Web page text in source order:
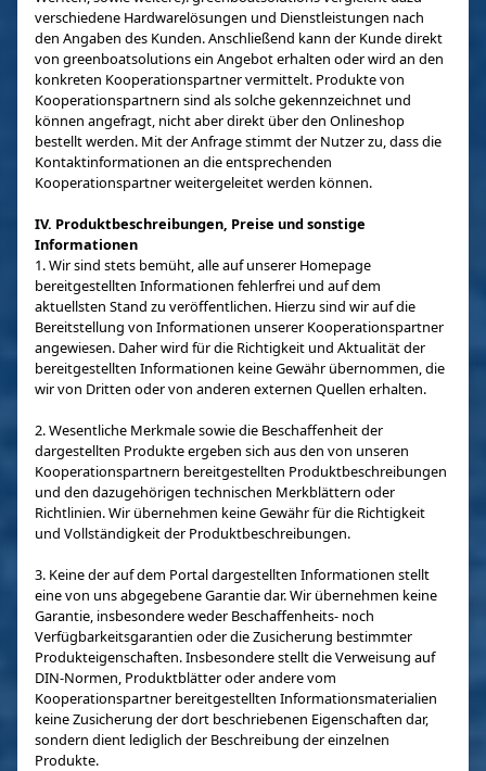
verschiedene Hardwarelösungen und Dienstleistungen nach
den Angaben des Kunden. Anschließend kann der Kunde direkt
von greenboatsolutions ein Angebot erhalten oder wird an den
konkreten Kooperationspartner vermittelt. Produkte von
Kooperationspartnern sind als solche gekennzeichnet und
können angefragt, nicht aber direkt über den Onlineshop
bestellt werden. Mit der Anfrage stimmt der Nutzer zu, dass die
Kontaktinformationen an die entsprechenden
Kooperationspartner weitergeleitet werden können.
IV. Produktbeschreibungen, Preise und sonstige
Informationen
1. Wir sind stets bemüht, alle auf unserer Homepage
bereitgestellten Informationen fehlerfrei und auf dem
aktuellsten Stand zu veröffentlichen. Hierzu sind wir auf die
Bereitstellung von Informationen unserer Kooperationspartner
angewiesen. Daher wird für die Richtigkeit und Aktualität der
bereitgestellten Informationen keine Gewähr übernommen, die
wir von Dritten oder von anderen externen Quellen erhalten.
2. Wesentliche Merkmale sowie die Beschaffenheit der
dargestellten Produkte ergeben sich aus den von unseren
Kooperationspartnern bereitgestellten Produktbeschreibungen
und den dazugehörigen technischen Merkblättern oder
Richtlinien. Wir übernehmen keine Gewähr für die Richtigkeit
und Vollständigkeit der Produktbeschreibungen.
3. Keine der auf dem Portal dargestellten Informationen stellt
eine von uns abgegebene Garantie dar. Wir übernehmen keine
Garantie, insbesondere weder Beschaffenheits- noch
Verfügbarkeitsgarantien oder die Zusicherung bestimmter
Produkteigenschaften. Insbesondere stellt die Verweisung auf
DIN-Normen, Produktblätter oder andere vom
Kooperationspartner bereitgestellten Informationsmaterialien
keine Zusicherung der dort beschriebenen Eigenschaften dar,
sondern dient lediglich der Beschreibung der einzelnen
Produkte.